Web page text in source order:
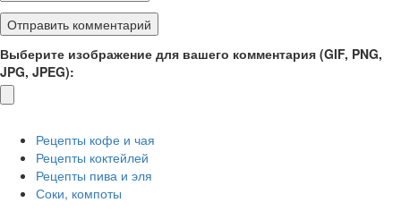
Выберите изображение для вашего комментария (GIF, PNG,
JPG, JPEG):
Рецепты кофе и чая
Рецепты коктейлей
Рецепты пива и эля
Соки, компоты